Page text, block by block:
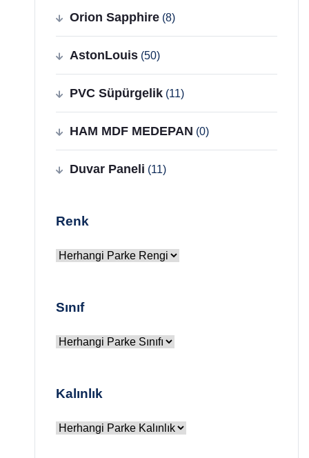
Orion Sapphire (8)
AstonLouis (50)
PVC Süpürgelik (11)
HAM MDF MEDEPAN (0)
Duvar Paneli (11)
Renk
Sınıf
Kalınlık